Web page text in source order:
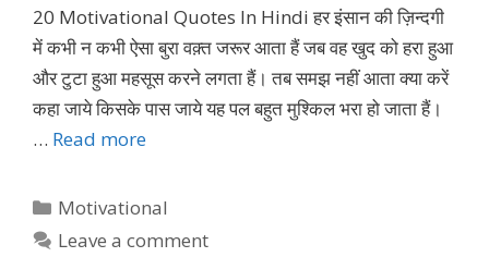
20 Motivational Quotes In Hindi हर इंसान की ज़िन्दगी
में कभी न कभी ऐसा बुरा वक़्त जरूर आता हैं जब वह खुद को हरा हुआ
और टुटा हुआ महसूस करने लगता हैं। तब समझ नहीं आता क्या करें
कहा जाये किसके पास जाये यह पल बहुत मुश्किल भरा हो जाता हैं।
… Read more
Categories
Motivational
Leave a comment